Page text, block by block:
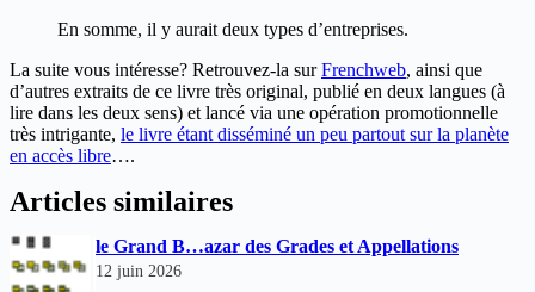
En somme, il y aurait deux types d’entreprises.
La suite vous intéresse? Retrouvez-la surFrenchweb, ainsi que
d’autres extraits de ce livre très original, publié en deux langues (à
lire dans les deux sens) et lancé via une opération promotionnelle
très intrigante, le livre étant disséminé un peu partout sur la planète
en accès libre….
Articles similaires
le Grand B…azar des Grades et Appellations
12 juin 2026